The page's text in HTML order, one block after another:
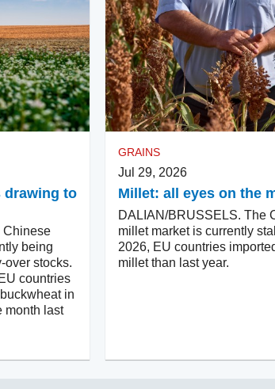
drawing to
Chinese
being
over stocks.
countries
in
month last
GRAINS
Jul 29, 2026
Millet: all eyes on the
DALIAN/BRUSSELS. The
millet market is currently
2026, EU countries
millet than last year.